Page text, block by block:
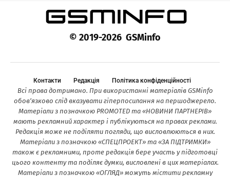
© 2019-2026 GSMinfo
Контакти Редакція Політика конфіденційності
Всі права дотримано. При використанні матеріалів GSMinfo
обов’язково слід вказувати гіперпосилання на першоджерело.
Матеріали з позначкою PROMOTED та «НОВИНИ ПАРТНЕРІВ»
мають рекламний характер і публікуються на правах реклами.
Редакція може не поділяти погляди, що висловлюються в них.
Матеріали з позначкою «СПЕЦПРОЕКТ» та «ЗА ПІДТРИМКИ»
також є рекламними, проте редакція бере участь у підготовці
цього контенту та поділяє думки, висловлені в цих матеріалах.
Матеріали з позначкою «ОГЛЯД» можуть містити рекламну